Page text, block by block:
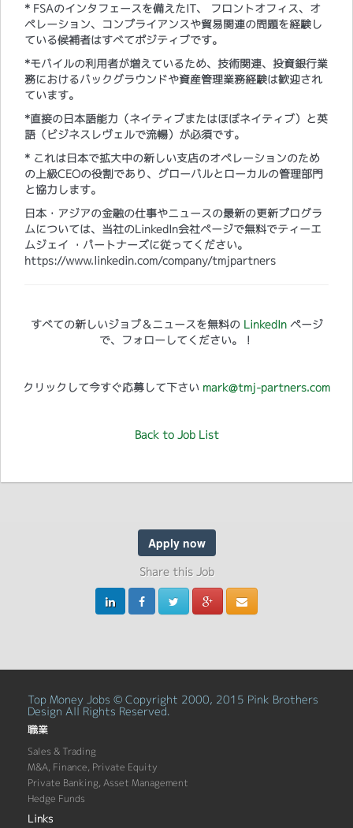
* FSAのインタフェースを備えたIT、 フロントオフィス、オ
ペレーション、コンプライアンスや貿易関連の問題を経験し
ている候補者はすべてポジティブです。
*モバイルの利用者が増えているため、技術関連、投資銀行業
務におけるバックグラウンドや資産管理業務経験は歓迎され
ています。
*直接の日本語能力（ネイティブまたはほぼネイティブ）と英
語（ビジネスレヴェルで流暢）が必須です。
* これは日本で拡大中の新しい支店のオペレーションのため
の上級CEOの役割であり、グローバルとローカルの管理部門
と協力します。
日本・アジアの金融の仕事やニュースの最新の更新プログラ
ムについては、当社のLinkedIn会社ページで無料でティーエ
ムジェイ ・パートナーズに従ってください。
https://www.linkedin.com/company/tmjpartners
すべての新しいジョブ＆ニュースを無料の LinkedInページ
で、フォローしてください。！
クリックして今すぐ応募して下さい mark@tmj-partners.com
Back to Job List
Apply now
Share this Job
Top Money Jobs © Copyright 2000, 2015 Pink Brothers
Design All Rights Reserved.
職業
Sales & Trading
M&A, Finance, Private Equity
Private Banking, Asset Management
Hedge Funds
Links